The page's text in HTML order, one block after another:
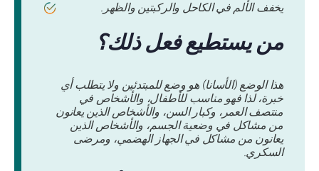
يخفف الألم في الكاحل والركبتين والظهر.
من يستطيع فعل ذلك؟
هذا الوضع (الأسانا) هو وضع للمبتدئين ولا يتطلب أي
خبرة، لذا فهو مناسب للأطفال، والأشخاص في
منتصف العمر، وكبار السن، والأشخاص الذين يعانون
من مشاكل في وضعية الجسم، والأشخاص الذين
يعانون من مشاكل في الجهاز الهضمي، ومرضى
السكري.